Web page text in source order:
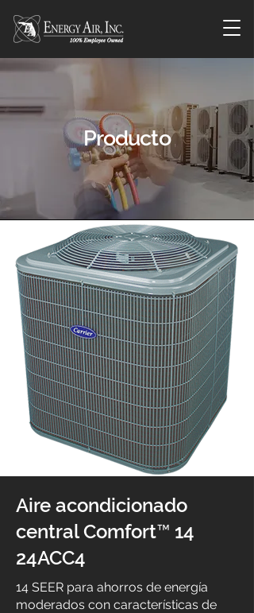
Producto
Aire acondicionado
central Comfort™ 14
24ACC4
14 SEER para ahorros de energía
moderados con características de